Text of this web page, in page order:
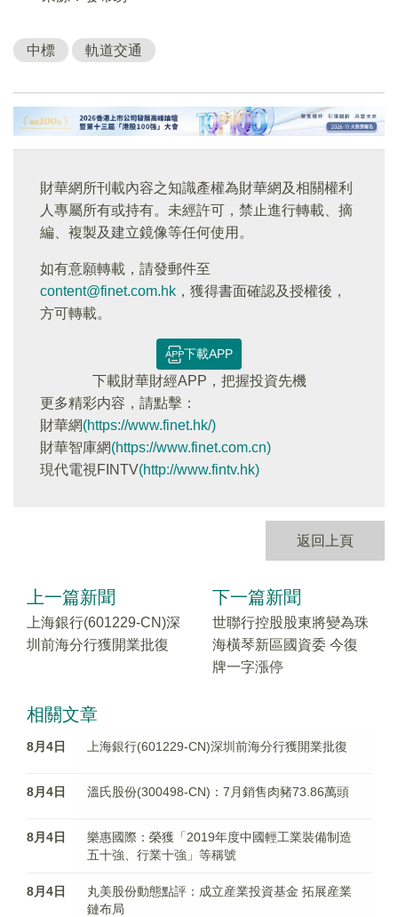
中標 軌道交通
財華網所刊載內容之知識產權為財華網及相關權利
人專屬所有或持有。未經許可，禁止進行轉載、摘
編、複製及建立鏡像等任何使用。
如有意願轉載，請發郵件至
content@finet.com.hk ，獲得書面確認及授權後，
方可轉載。
下載APP
下載財華財經APP，把握投資先機
更多精彩内容，請點擊：
財華網(https://www.finet.hk/)
財華智庫網(https://www.finet.com.cn)
現代電視FINTV(http://www.fintv.hk)
返回上頁
上一篇新聞
上海銀行(601229-CN)深
圳前海分行獲開業批復
下一篇新聞
世聯行控股股東將變為珠
海橫琴新區國資委 今復
牌一字漲停
相關文章
8月4日 上海銀行(601229-CN)深圳前海分行獲開業批復
8月4日 溫氏股份(300498-CN)：7月銷售肉豬73.86萬頭
8月4日
樂惠國際：榮獲「2019年度中國輕工業裝備制造
五十強、行業十強」等稱號
8月4日
丸美股份動態點評：成立産業投資基金 拓展産業
鏈布局